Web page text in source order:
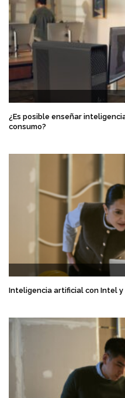
¿Es posible enseñar
consumo?
Inteligencia artificial con Intel y